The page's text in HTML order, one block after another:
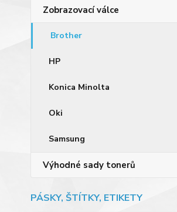
Zobrazovací válce
Brother
HP
Konica Minolta
Oki
Samsung
Výhodné sady tonerů
PÁSKY, ŠTÍTKY, ETIKETY